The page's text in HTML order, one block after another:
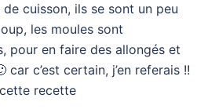
cuisson, ils se sont un peu
les moules sont
pour en faire des allongés et
car c’est certain, j’en referais !!
recette